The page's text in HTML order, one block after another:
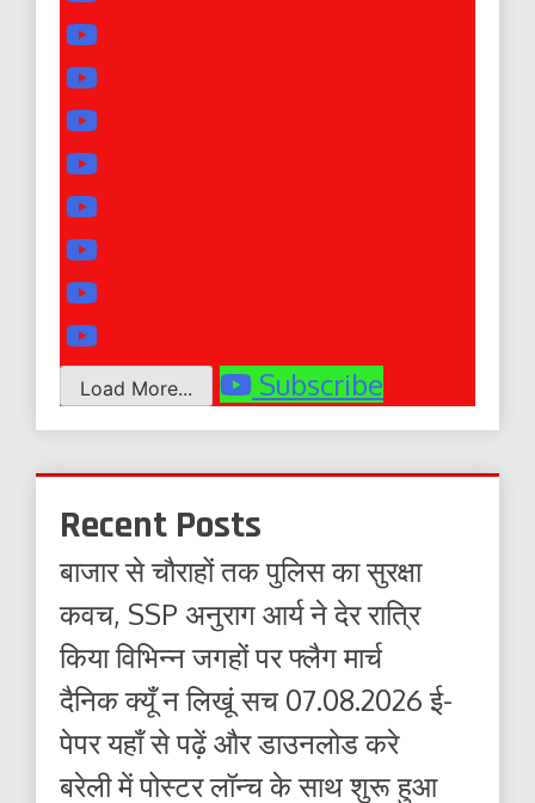
Load More... Subscribe
Recent Posts
बाजार से चौराहों तक पुलिस का सुरक्षा
कवच, SSP अनुराग आर्य ने देर रात्रि
किया विभिन्न जगहों पर फ्लैग मार्च
दैनिक क्यूँ न लिखूं सच 07.08.2026 ई-
पेपर यहाँ से पढ़ें और डाउनलोड करे
बरेली में पोस्टर लॉन्च के साथ शुरू हुआ